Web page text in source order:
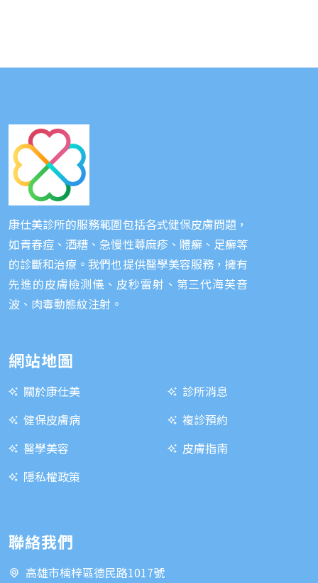
康仕美診所的服務範圍包括各式健保皮膚問題，
如青春痘、酒糟、急慢性蕁麻疹、體癬、足癬等
的診斷和治療。我們也提供醫學美容服務，擁有
先進的皮膚檢測儀、皮秒雷射、第三代海芙音
波、肉毒動態紋注射。
網站地圖
關於康仕美
診所消息
健保皮膚病
複診預約
醫學美容
皮膚指南
隱私權政策
聯絡我們
高雄市楠梓區德民路1017號